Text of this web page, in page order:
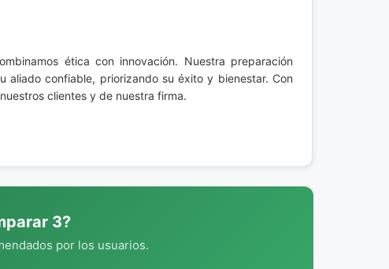
ética con innovación. Nuestra preparación
aliado confiable, priorizando su éxito y bienestar. Con
clientes y de nuestra firma.
3?
por los usuarios.